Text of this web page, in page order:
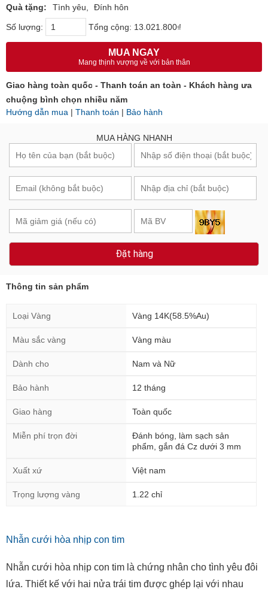
Quà tặng:
Tình yêu Đính hôn
Số lượng: Tổng cộng: 13.021.800₫
MUA NGAY
Mang thịnh vượng về với bản thân
Giao hàng toàn quốc - Thanh toán an toàn - Khách hàng ưa
chuộng bình chọn nhiều năm
Hướng dẫn mua | Thanh toán | Bảo hành
MUA HÀNG NHANH
Đặt hàng
Thông tin sản phẩm
Loại Vàng Vàng 14K(58.5%Au)
Màu sắc vàng Vàng màu
Dành cho Nam và Nữ
Bảo hành 12 tháng
Giao hàng Toàn quốc
Miễn phí trọn đời
Đánh bóng, làm sạch sản
phẩm, gắn đá Cz dưới 3 mm
Xuất xứ Việt nam
Trọng lượng vàng 1.22 chỉ
Nhẫn cưới hòa nhịp con tim
Nhẫn cưới hòa nhịp con tim là chứng nhân cho tình yêu đôi
lứa. Thiết kế với hai nửa trái tim được ghép lại với nhau